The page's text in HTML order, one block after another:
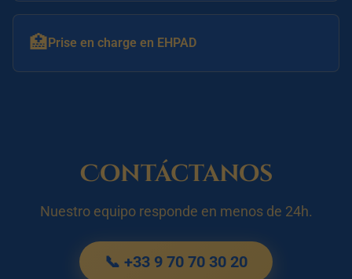
🏥Prise en charge en EHPAD
Contáctanos
Nuestro equipo responde en menos de 24h.
📞 +33 9 70 70 30 20